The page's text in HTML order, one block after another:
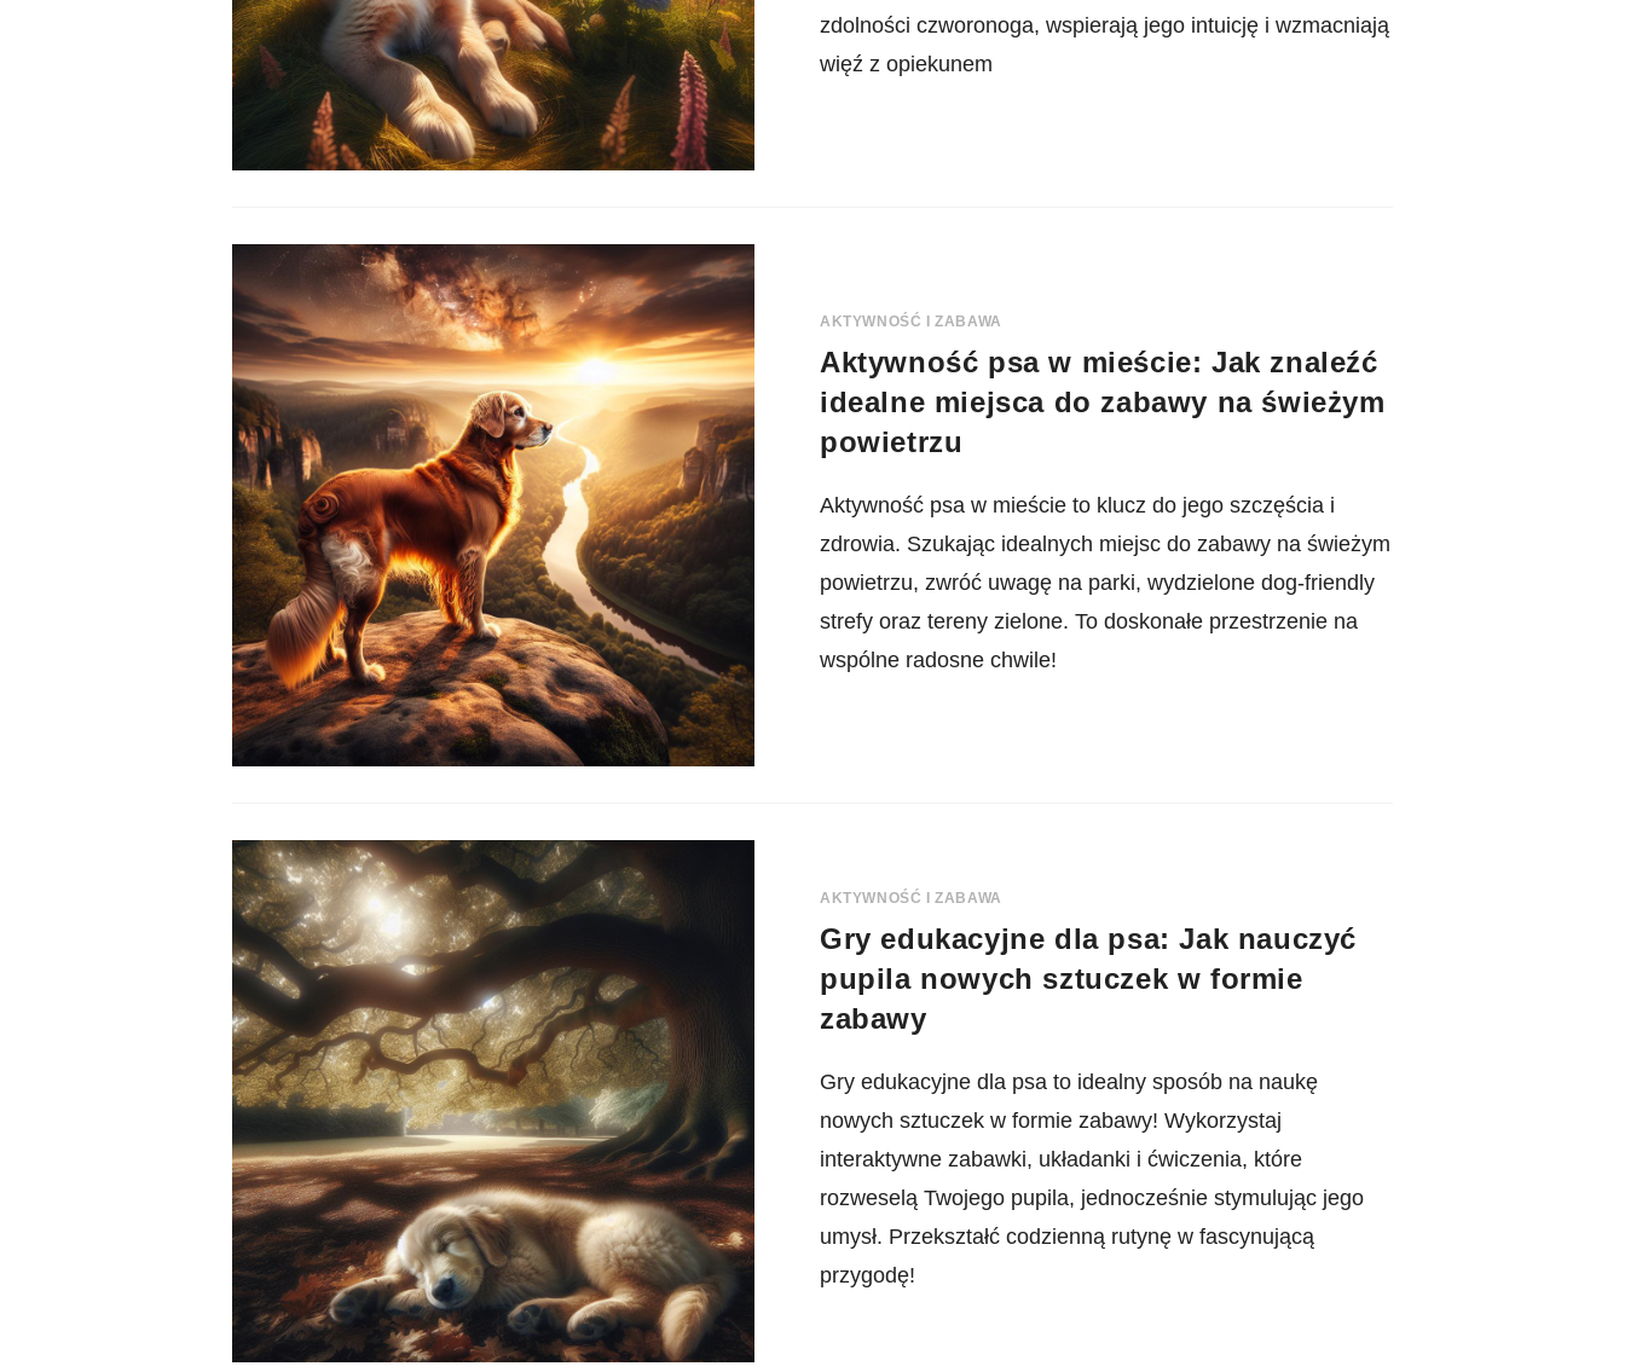
zdolności czworonoga, wspierają jego intuicję i wzmacniają
więź z opiekunem
AKTYWNOŚĆ I ZABAWA
Aktywność psa w mieście: Jak znaleźć
idealne miejsca do zabawy na świeżym
powietrzu
Aktywność psa w mieście to klucz do jego szczęścia i
zdrowia. Szukając idealnych miejsc do zabawy na świeżym
powietrzu, zwróć uwagę na parki, wydzielone dog-friendly
strefy oraz tereny zielone. To doskonałe przestrzenie na
wspólne radosne chwile!
AKTYWNOŚĆ I ZABAWA
Gry edukacyjne dla psa: Jak nauczyć
pupila nowych sztuczek w formie
zabawy
Gry edukacyjne dla psa to idealny sposób na naukę
nowych sztuczek w formie zabawy! Wykorzystaj
interaktywne zabawki, układanki i ćwiczenia, które
rozweselą Twojego pupila, jednocześnie stymulując jego
umysł. Przekształć codzienną rutynę w fascynującą
przygodę!